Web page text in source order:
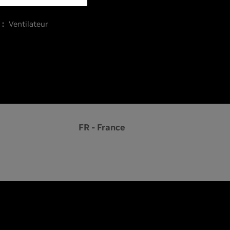
Ventilateur
FR - France